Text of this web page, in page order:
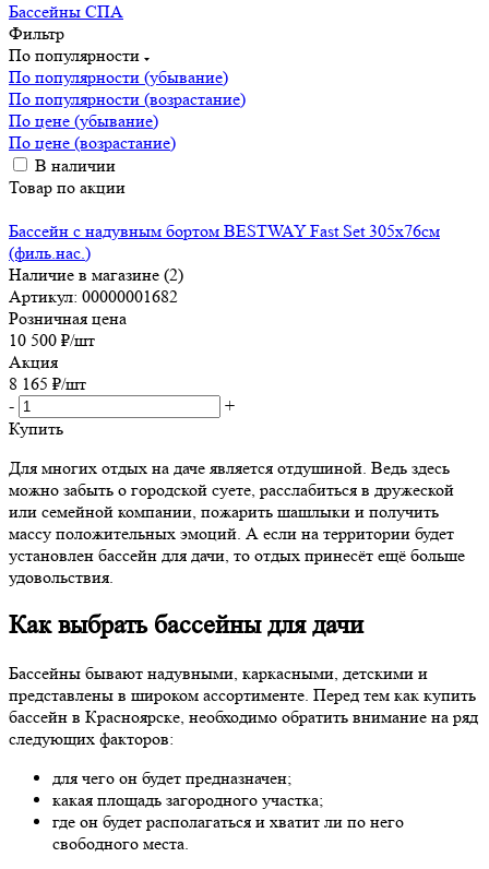
Бассейны СПА
Фильтр
По популярности
По популярности (убывание)
По популярности (возрастание)
По цене (убывание)
По цене (возрастание)
В наличии
Товар по акции
Бассейн с надувным бортом BESTWAY Fast Set 305х76см
(филь.нас.)
Наличие в магазине (2)
Артикул: 00000001682
Розничная цена
10 500 ₽/шт
Акция
8 165 ₽/шт
-
+
Купить
Для многих отдых на даче является отдушиной. Ведь здесь
можно забыть о городской суете, расслабиться в дружеской
или семейной компании, пожарить шашлыки и получить
массу положительных эмоций. А если на территории будет
установлен бассейн для дачи, то отдых принесёт ещё больше
удовольствия.
Как выбрать бассейны для дачи
Бассейны бывают надувными, каркасными, детскими и
представлены в широком ассортименте. Перед тем как купить
бассейн в Красноярске, необходимо обратить внимание на ряд
следующих факторов:
для чего он будет предназначен;
какая площадь загородного участка;
где он будет располагаться и хватит ли по него
свободного места.